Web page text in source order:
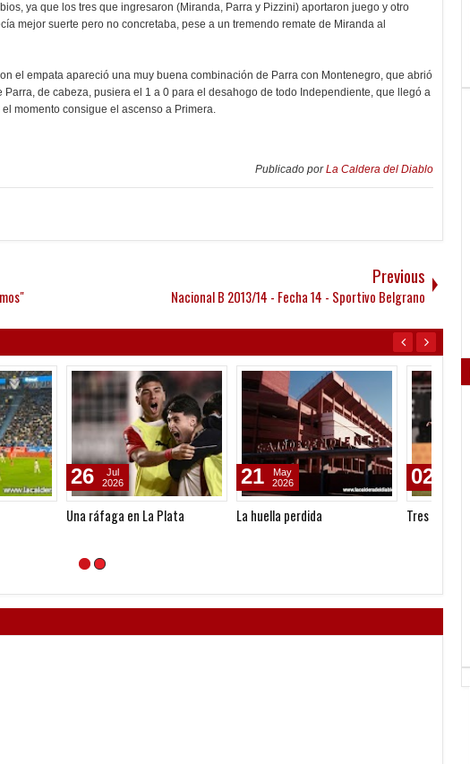
ya que los tres que ingresaron (Miranda, Parra y Pizzini) aportaron juego y otro
mejor suerte pero no concretaba, pese a un tremendo remate de Miranda al
el empata apareció una muy buena combinación de Parra con Montenegro, que abrió
de cabeza, pusiera el 1 a 0 para el desahogo de todo Independiente, que llegó a
momento consigue el ascenso a Primera.
Publicado porLa Caldera del Diablo
Previous
Nacional B 2013/14 - Fecha 14 - Sportivo Belgrano
Plata La huella perdida
21
May
2026
Tres puntos y adentro
02
May